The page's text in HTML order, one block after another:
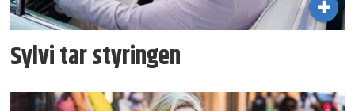
Sylvi tar styringen